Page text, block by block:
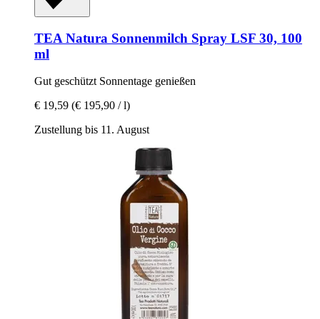
TEA Natura Sonnenmilch Spray LSF 30, 100
ml
Gut geschützt Sonnentage genießen
€ 19,59 (€ 195,90 / l)
Zustellung bis 11. August